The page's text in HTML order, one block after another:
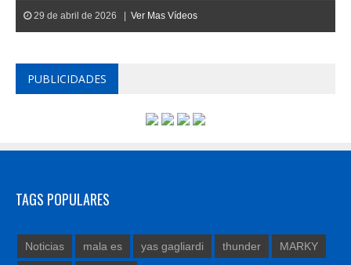
29 de abril de 2026 | Ver Mas Vídeos
PUBLICIDADES
TAGS POPULARES
Noticias mala es yas gagliardi thunder MARKY